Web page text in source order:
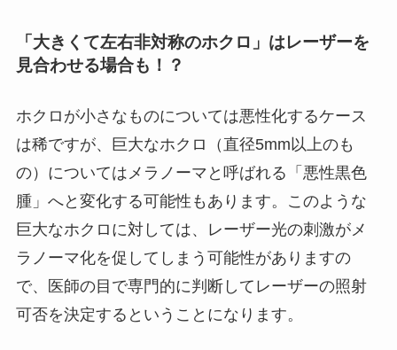
「大きくて左右非対称のホクロ」はレーザーを
見合わせる場合も！？
ホクロが小さなものについては悪性化するケース
は稀ですが、巨大なホクロ（直径5mm以上のも
の）についてはメラノーマと呼ばれる「悪性黒色
腫」へと変化する可能性もあります。このような
巨大なホクロに対しては、レーザー光の刺激がメ
ラノーマ化を促してしまう可能性がありますの
で、医師の目で専門的に判断してレーザーの照射
可否を決定するということになります。